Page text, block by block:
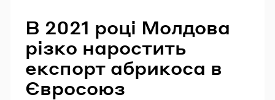
В 2021 році Молдова
різко наростить
експорт абрикоса в
Євросоюз